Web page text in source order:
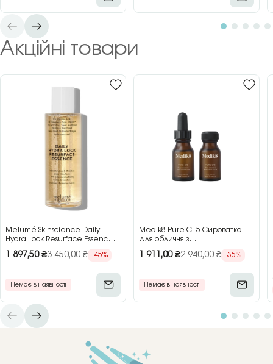
Акційні товари
Melumé Skinscience Daily
Hydra Lock Resurface Essence
обличчя з кислотами, 150 мл
1 897,50₴3 450,00₴ -45%
Немає в наявності
Medik8 Pure C15 Сироватка
для обличчя з
2×15 мл
1 911,00₴2 940,00₴ -35%
Немає в наявності